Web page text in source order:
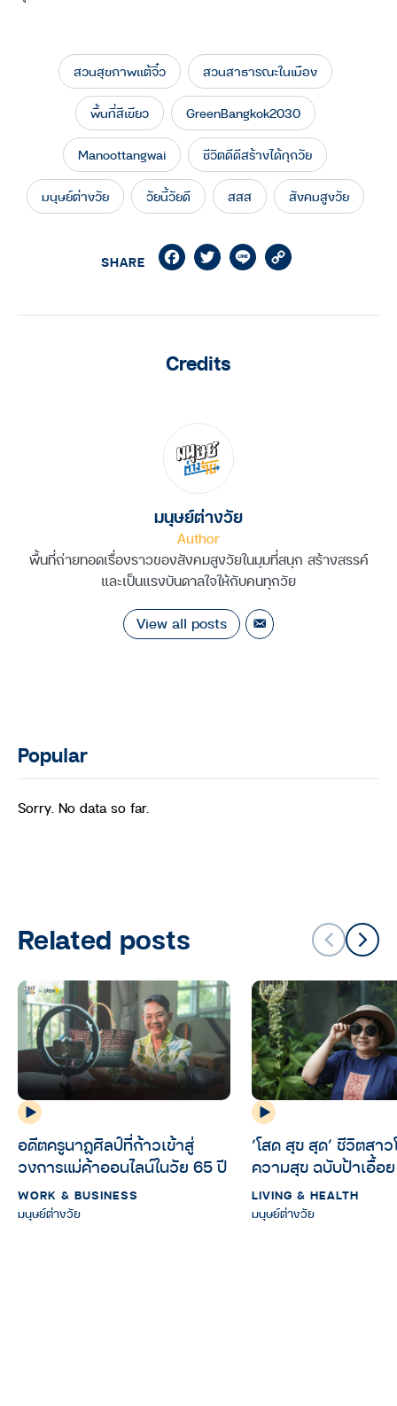
สวนสุขภาพแต้จิ๋ว สวนสาธารณะในเมือง
พื้นที่สีเขียว GreenBangkok2030
Manoottangwai ชีวิตดีดีสร้างได้ทุกวัย
มนุษย์ต่างวัย วัยนี้วัยดี สสส สังคมสูงวัย
SHARE FacebookTwitterLine
Credits
มนุษย์ต่างวัย
Author
พื้นที่ถ่ายทอดเรื่องราวของสังคมสูงวัยในมุมที่สนุก สร้างสรรค์
และเป็นแรงบันดาลใจให้กับคนทุกวัย
View all posts
Popular
Sorry. No data so far.
Related posts
อดีตครูนาฏศิลป์ที่ก้าวเข้าสู่
วงการแม่ค้าออนไลน์ในวัย 65 ปี
WORK & BUSINESS
มนุษย์ต่างวัย
‘โสด สุข สุด’ ชีวิตสา
ความสุข ฉบับป้าเอื้อ
LIVING & HEALTH
มนุษย์ต่างวัย